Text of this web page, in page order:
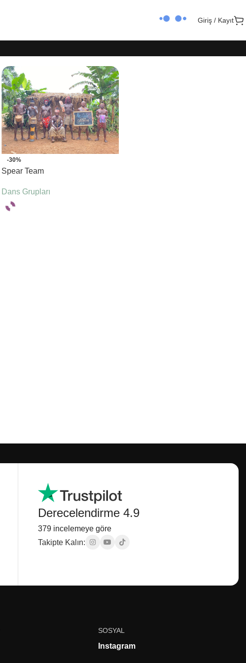
Giriş / Kayıt
-30%
Spear Team
Dans Grupları
Derecelendirme 4.9
379 incelemeye göre
Takipte Kalın:
SOSYAL
Instagram